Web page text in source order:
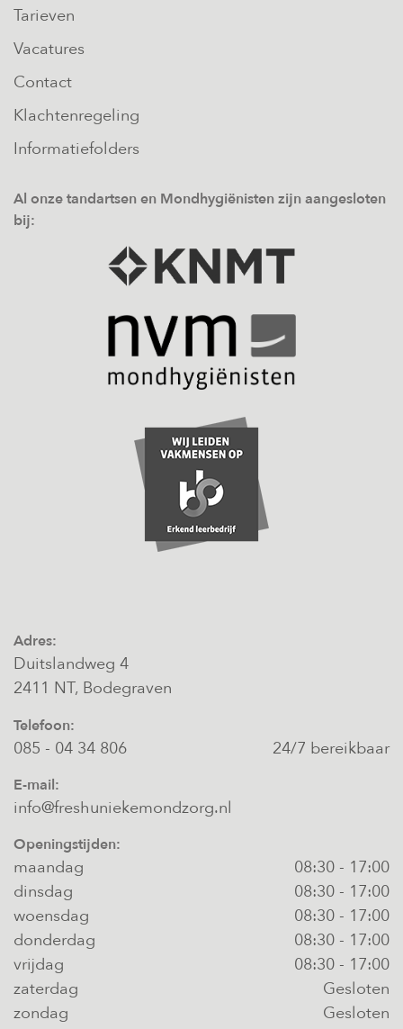
Tarieven
Vacatures
Contact
Klachtenregeling
Informatiefolders
Al onze tandartsen en Mondhygiënisten zijn aangesloten
bij:
Adres:
Duitslandweg 4
2411 NT, Bodegraven
Telefoon:
085 - 04 34 806 24/7 bereikbaar
E-mail:
info@freshuniekemondzorg.nl
Openingstijden:
maandag 08:30 - 17:00
dinsdag
08:30 - 17:00
woensdag
08:30 - 17:00
donderdag
08:30 - 17:00
vrijdag
08:30 - 17:00
zaterdag
Gesloten
zondag
Gesloten